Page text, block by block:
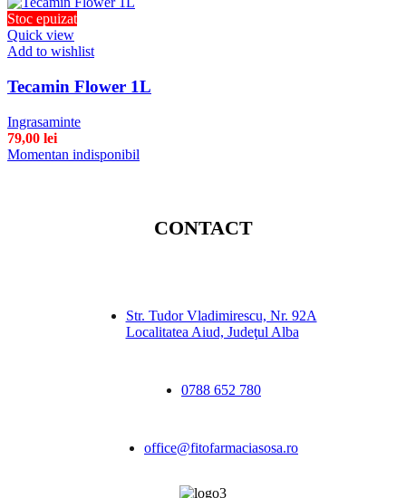
Stoc epuizat
Quick view
Add to wishlist
Tecamin Flower 1L
Ingrasaminte
79,00 lei
Momentan indisponibil
CONTACT
Str. Tudor Vladimirescu, Nr. 92A
Localitatea Aiud, Judeţul Alba
0788 652 780
office@fitofarmaciasosa.ro